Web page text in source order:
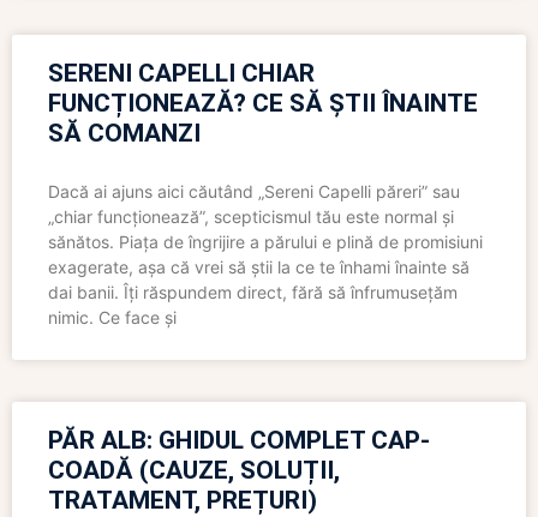
SERENI CAPELLI CHIAR
FUNCȚIONEAZĂ? CE SĂ ȘTII ÎNAINTE
SĂ COMANZI
Dacă ai ajuns aici căutând „Sereni Capelli păreri” sau
„chiar funcționează”, scepticismul tău este normal și
sănătos. Piața de îngrijire a părului e plină de promisiuni
exagerate, așa că vrei să știi la ce te înhami înainte să
dai banii. Îți răspundem direct, fără să înfrumusețăm
nimic. Ce face și
PĂR ALB: GHIDUL COMPLET CAP-
COADĂ (CAUZE, SOLUȚII,
TRATAMENT, PREȚURI)